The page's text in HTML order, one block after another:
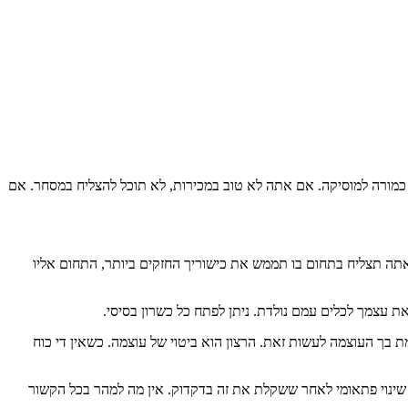
כמורה למוסיקה. אם אתה לא טוב במכירות, לא תוכל להצליח במסחר. אם
תצליח בתחום בו תממש את כישוריך החזקים ביותר, התחום אליו
לכלים עמם נולדת. ניתן לפתח כל כשרון בסיסי.
בך העוצמה לעשות זאת. הרצון הוא ביטוי של עוצמה. כשאין די כוח
פתאומי לאחר ששקלת את זה בדקדוק. אין מה למהר בכל הקשור